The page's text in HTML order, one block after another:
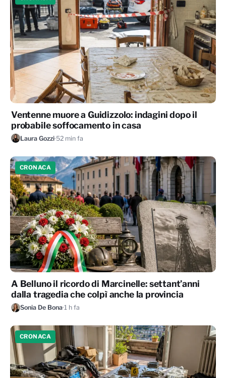
Ventenne muore a Guidizzolo: indagini dopo il
probabile soffocamento in casa
Laura Gozzi·52 min fa
CRONACA
A Belluno il ricordo di Marcinelle: settant’anni
dalla tragedia che colpì anche la provincia
Sonia De Bona·1 h fa
CRONACA